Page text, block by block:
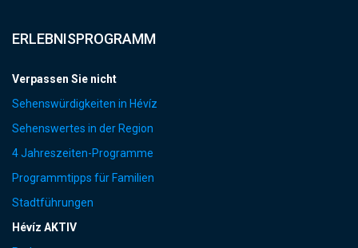
ERLEBNISPROGRAMM
Verpassen Sie nicht
Sehenswürdigkeiten in Hévíz
Sehenswertes in der Region
4 Jahreszeiten-Programme
Programmtipps für Familien
Stadtführungen
Hévíz AKTIV